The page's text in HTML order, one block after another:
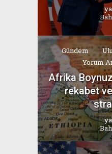
Gündem
Yorum
Afrika
rekabet